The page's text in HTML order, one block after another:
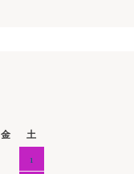
金
土
1